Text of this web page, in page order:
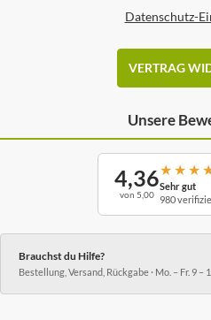
Datenschutz-
VERTRAG
Unsere
4,36
von 5,00
★ ★ ★
Sehr gut
980
Brauchst du Hilfe?
Bestellung, Versand, Rückgabe · Mo. – Fr. 9 –